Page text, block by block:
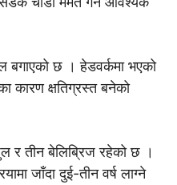
बगाएको छ । हेडवर्कमा भएको
कारण क्षतिग्रस्त बनेको
र तीन बेलिब्रिज रहेको छ ।
जाँदा दुई-तीन वर्ष लाग्ने